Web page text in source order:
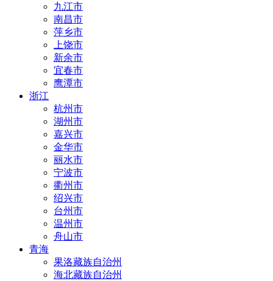
九江市
南昌市
萍乡市
上饶市
新余市
宜春市
鹰潭市
浙江
杭州市
湖州市
嘉兴市
金华市
丽水市
宁波市
衢州市
绍兴市
台州市
温州市
舟山市
青海
果洛藏族自治州
海北藏族自治州